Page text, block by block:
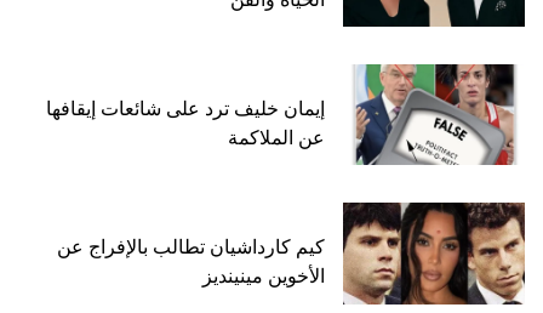
إيمان خليف ترد على شائعات إيقافها
عن الملاكمة
كيم كارداشيان تطالب بالإفراج عن
الأخوين مينينديز